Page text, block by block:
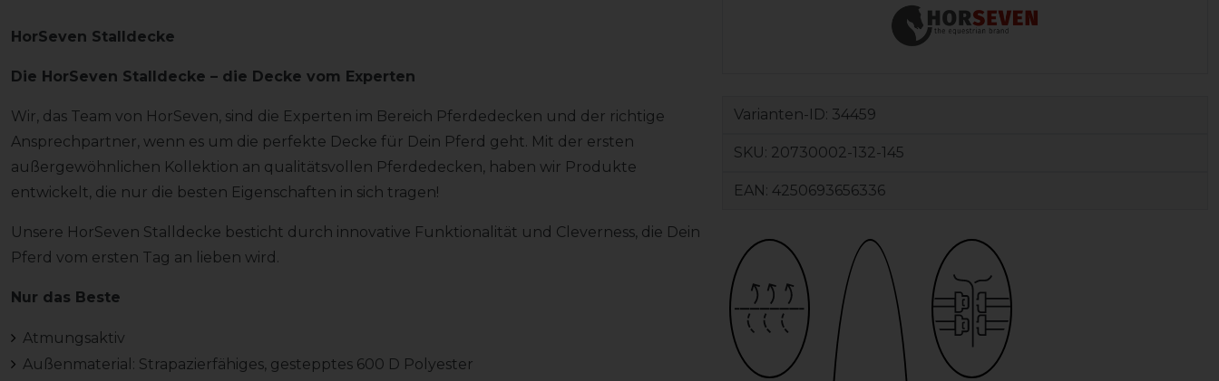
HorSeven Stalldecke
Die HorSeven Stalldecke – die Decke vom Experten
Wir, das Team von HorSeven, sind die Experten im Bereich Pferdedecken und der richtige
Ansprechpartner, wenn es um die perfekte Decke für Dein Pferd geht. Mit der ersten
außergewöhnlichen Kollektion an qualitätsvollen Pferdedecken, haben wir Produkte
entwickelt, die nur die besten Eigenschaften in sich tragen!
Unsere HorSeven Stalldecke besticht durch innovative Funktionalität und Cleverness, die Dein
Pferd vom ersten Tag an lieben wird.
Nur das Beste
Atmungsaktiv
Außenmaterial: Strapazierfähiges, gestepptes 600 D Polyester
Varianten-ID: 34459
SKU: 20730002-132-145
EAN: 4250693656336